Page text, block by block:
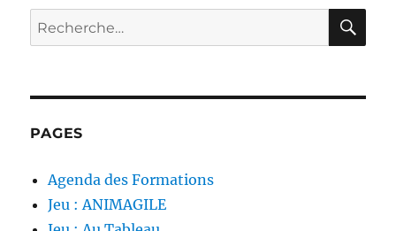
Recherche
pour :
PAGES
Agenda des Formations
Jeu : ANIMAGILE